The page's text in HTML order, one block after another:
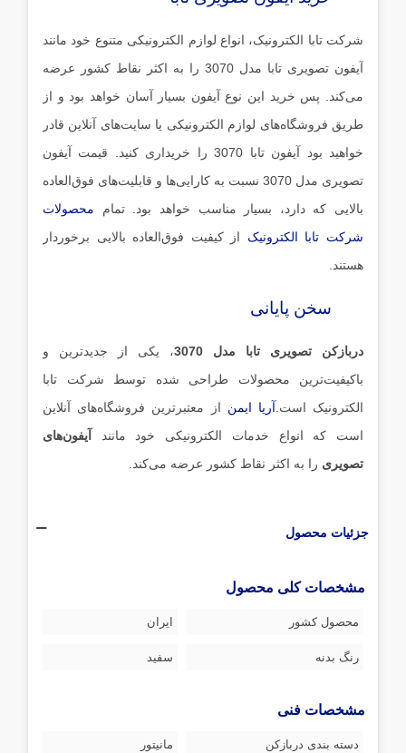
شرکت تابا الکترونیک، انواع لوازم الکترونیکی متنوع خود مانند
آیفون تصویری تابا مدل 3070 را به اکثر نقاط کشور عرضه
می‌کند. پس‌ خرید این نوع آیفون بسیار آسان خواهد بود و از
طریق فروشگاه‌های لوازم الکترونیکی یا سایت‌های آنلاین قادر
خواهید بود آیفون تابا 3070 را خریداری کنید. قیمت آیفون
تصویری مدل 3070 نسبت به کارایی‌ها و قابلیت‌های فوق‌العاده
بالایی که دارد، بسیار مناسب خواهد بود. تمام محصولات
شرکت تابا الکترونیک از کیفیت فوق‌العاده بالایی برخوردار
هستند.
سخن پایانی
دربازکن تصویری تابا مدل 3070
، یکی از جدیدترین و
باکیفیت‌ترین محصولات طراحی شده توسط شرکت تابا
الکترونیک است.آریا ایمن از معتبرترین فروشگاه‌های آنلاین
است که انواع خدمات الکترونیکی خود مانند آیفون‌های
تصویری را به اکثر نقاط کشور عرضه می‌کند.
جزئیات محصول
مشخصات کلی محصول
محصول کشور ایران
رنگ بدنه سفید
مشخصات فنی
دسته بندی دربازکن مانیتور